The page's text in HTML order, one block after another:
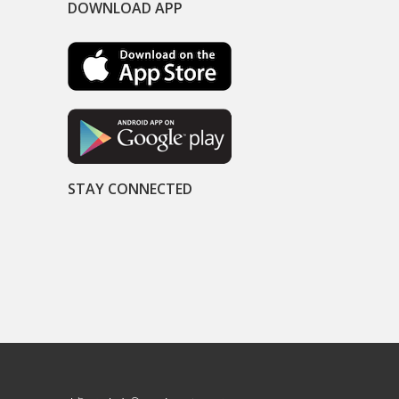
DOWNLOAD APP
STAY CONNECTED